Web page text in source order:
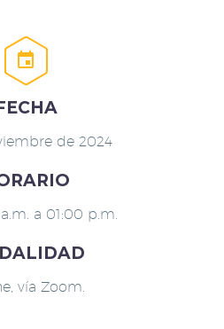


de 2024
a 01:00 p.m.
vía Zoom.